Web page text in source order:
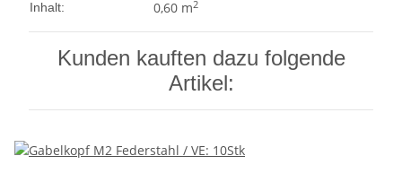
Inhalt: 0,60 m2
Kunden kauften dazu folgende
Artikel: